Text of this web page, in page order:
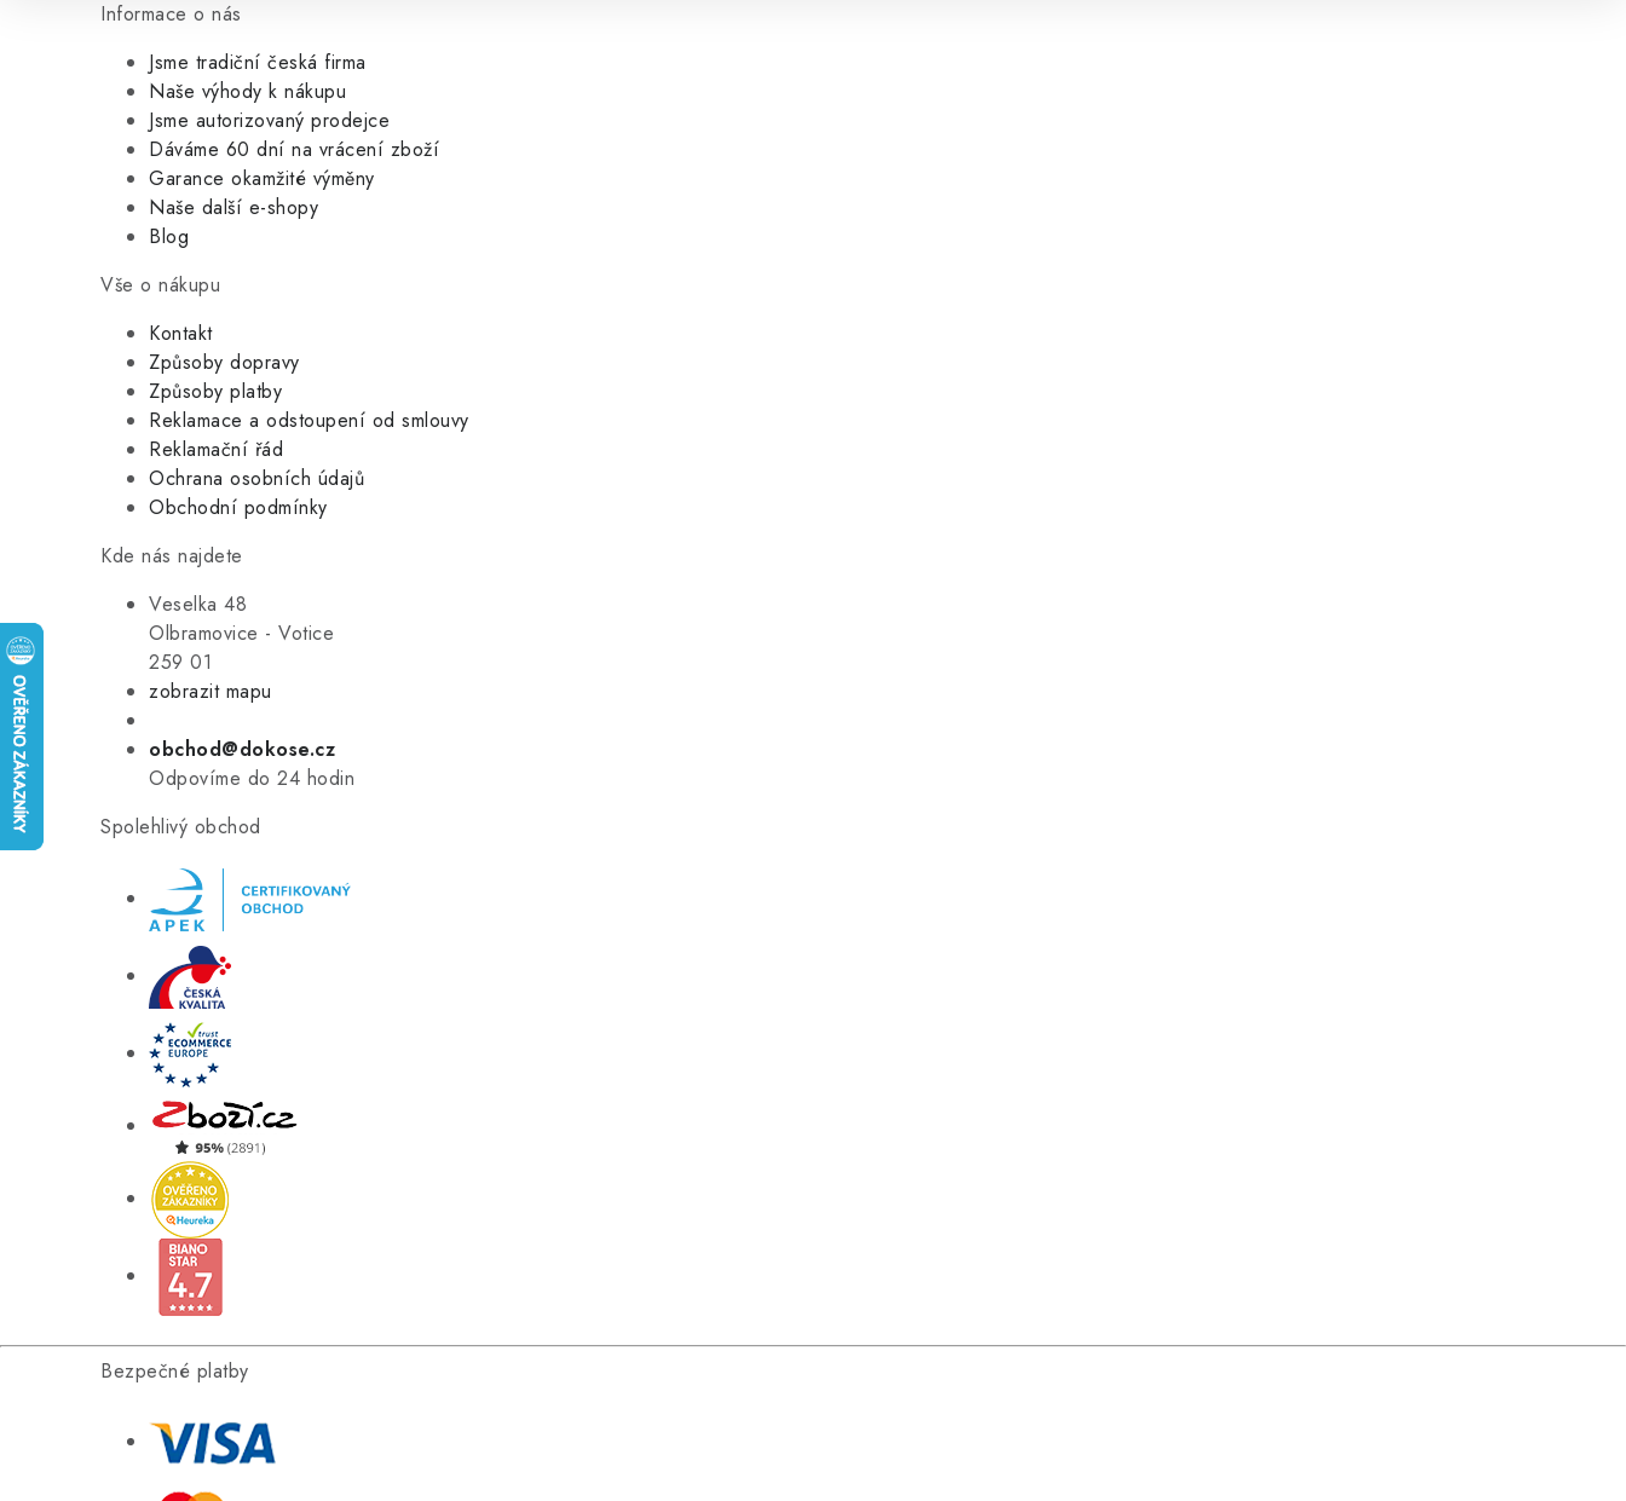
Informace o nás
Jsme tradiční česká firma
Naše výhody k nákupu
Jsme autorizovaný prodejce
Dáváme 60 dní na vrácení zboží
Garance okamžité výměny
Naše další e-shopy
Blog
Vše o nákupu
Kontakt
Způsoby dopravy
Způsoby platby
Reklamace a odstoupení od smlouvy
Reklamační řád
Ochrana osobních údajů
Obchodní podmínky
Kde nás najdete
Veselka 48
Olbramovice - Votice
259 01
zobrazit mapu
obchod@dokose.cz
Odpovíme do 24 hodin
Spolehlivý obchod
Bezpečné platby